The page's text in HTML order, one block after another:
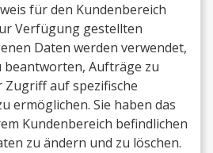
für den Kundenbereich
Verfügung gestellten
Daten werden verwendet,
beantworten, Aufträge zu
Zugriff auf spezifische
ermöglichen. Sie haben das
Kundenbereich befindlichen
zu ändern und zu löschen.